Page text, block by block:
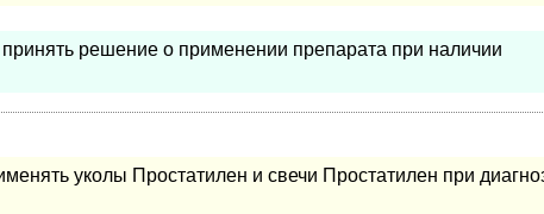
решение о применении препарата при наличии
уколы Простатилен и свечи Простатилен при